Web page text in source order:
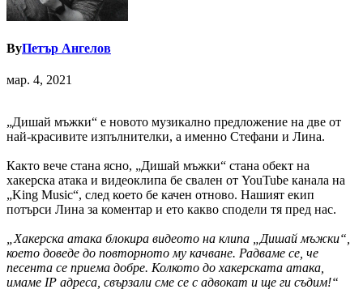
ByПетър Ангелов
мар. 4, 2021
„Дишай мъжки“ е новото музикално предложение на две от
най-красивите изпълнителки, а именно Стефани и Лина.
Както вече стана ясно, „Дишай мъжки“ стана обект на
хакерска атака и видеоклипа бе свален от YouTube канала на
„King Music“, след което бе качен отново. Нашият екип
потърси Лина за коментар и ето какво сподели тя пред нас.
„Хакерска атака блокира видеото на клипа „Дишай мъжки“,
което доведе до повторното му качване. Радваме се, че
песента се приема добре. Колкото до хакерската атака,
имаме IP адреса, свързали сме се с адвокат и ще ги съдим!“